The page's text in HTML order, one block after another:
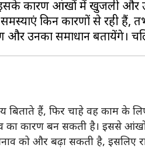
कारण आंखों में खुजली और
किन कारणों से रही हैं,
हैं, फिर चाहे वह काम के
कारण बन सकती है। इससे आंखों
को और बढ़ा सकती है, इसलिए